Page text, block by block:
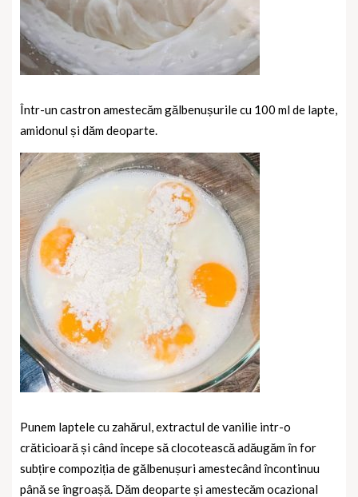
Într-un castron amestecăm gălbenușurile cu 100 ml de lapte,
amidonul și dăm deoparte.
Punem laptele cu zahărul, extractul de vanilie intr-o
crăticioară și când începe să clocotească adăugăm în for
subțire compoziția de gălbenușuri amestecând încontinuu
până se îngroașă. Dăm deoparte și amestecăm ocazional